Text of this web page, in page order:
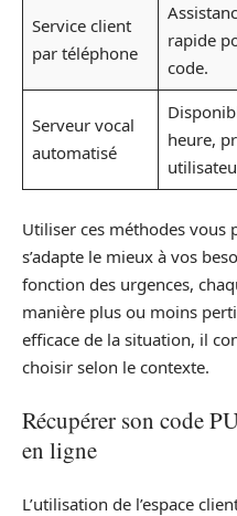
Service client
par téléphone
rapide
code.
Serveur vocal
automatisé
heure,
Utiliser ces méthodes vous
s’adapte le mieux à vos
fonction des urgences,
manière plus ou moins
efficace de la situation, il
choisir selon le contexte.
Récupérer son code
en ligne
L’utilisation de l’espace